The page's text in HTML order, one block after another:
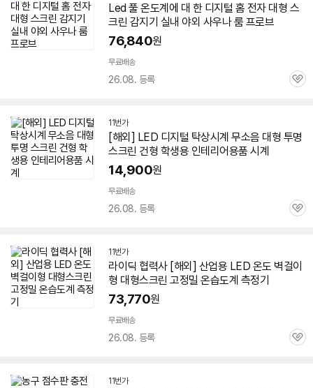
Led 풀 온도계에 대 한 디지털 홈 전자 대형 스
크린 감지기 실내 야외 사우나 룸 프로브
76,840원
무료배송
26.08. 등록
관
11번가
[해외] LED 디지털 탁상시계 무소음 대형 투명
스크린 건형 학생용 인테리어용품 시계
14,900원
무료배송
26.08. 등록
관
11번가
라이딕 협력사 [해외] 산업용 LED 온도 벽걸이
형 대형스크린 고정밀 온습도계 측정기
73,770원
무료배송
26.08. 등록
관
11번가